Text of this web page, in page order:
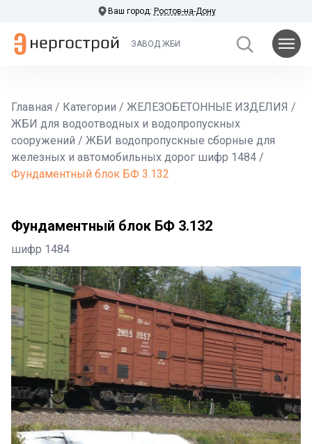
Ваш город: Ростов-на-Дону
ЗАВОД ЖБИ
Главная / Категории / ЖЕЛЕЗОБЕТОННЫЕ ИЗДЕЛИЯ /
ЖБИ для водоотводных и водопропускных
сооружений / ЖБИ водопропускные сборные для
железных и автомобильных дорог шифр 1484 /
Фундаментный блок БФ 3.132
Фундаментный блок БФ 3.132
шифр 1484